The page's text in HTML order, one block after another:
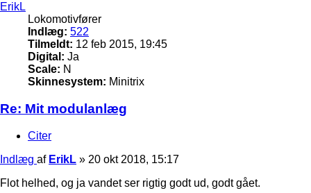
ErikL
Lokomotivfører
Indlæg: 522
Tilmeldt: 12 feb 2015, 19:45
Digital: Ja
Scale: N
Skinnesystem: Minitrix
Re: Mit modulanlæg
Citer
Indlæg af ErikL » 20 okt 2018, 15:17
Flot helhed, og ja vandet ser rigtig godt ud, godt gået.